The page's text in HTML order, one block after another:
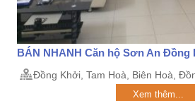
BÁN NHANH Căn hộ Sơn An
Đồng Khởi, Tam Hoà, Biên Hoà,
Xem thêm...